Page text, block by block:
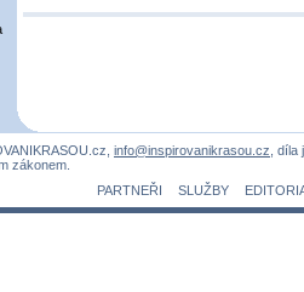
info@inspirovanikrasou.cz, díla
zákonem.
PARTNEŘI
SLUŽBY